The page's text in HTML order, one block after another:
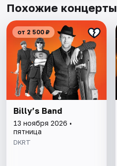
Похожие концерты
от 2 500 ₽
Billy’s Band
13 ноября 2026 •
пятница
DKRT